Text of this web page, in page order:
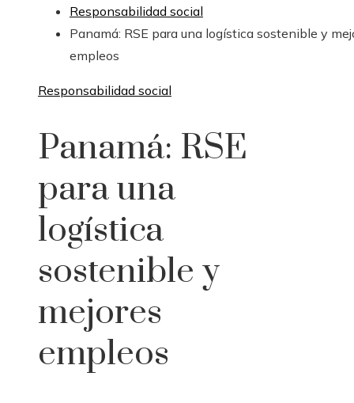
Responsabilidad social
Panamá: RSE para una logística sostenible y
empleos
Responsabilidad social
Panamá: RSE
para una
logística
sostenible y
mejores
empleos